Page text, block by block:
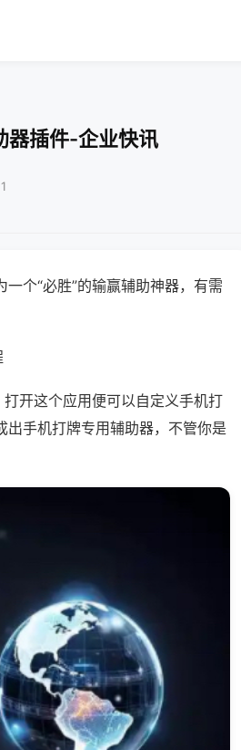
器插件-企业快讯
个“必胜”的输赢辅助神器，有需
开这个应用便可以自定义手机打
手机打牌专用辅助器，不管你是